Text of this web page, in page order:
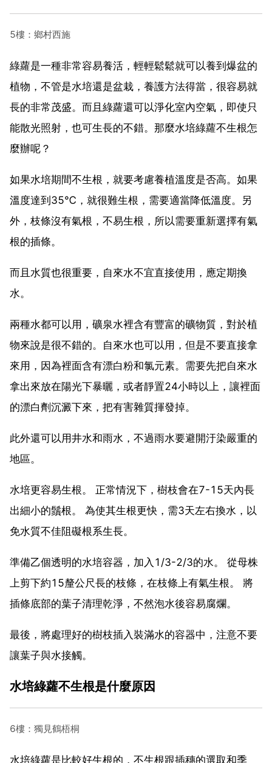
5樓：鄉村西施
綠蘿是一種非常容易養活，輕輕鬆鬆就可以養到爆盆的
植物，不管是水培還是盆栽，養護方法得當，很容易就
長的非常茂盛。而且綠蘿還可以淨化室內空氣，即使只
能散光照射，也可生長的不錯。那麼水培綠蘿不生根怎
麼辦呢？
如果水培期間不生根，就要考慮養植溫度是否高。如果
溫度達到35℃，就很難生根，需要適當降低溫度。另
外，枝條沒有氣根，不易生根，所以需要重新選擇有氣
根的插條。
而且水質也很重要，自來水不宜直接使用，應定期換
水。
兩種水都可以用，礦泉水裡含有豐富的礦物質，對於植
物來說是很不錯的。自來水也可以用，但是不要直接拿
來用，因為裡面含有漂白粉和氯元素。需要先把自來水
拿出來放在陽光下暴曬，或者靜置24小時以上，讓裡面
的漂白劑沉澱下來，把有害雜質揮發掉。
此外還可以用井水和雨水，不過雨水要避開汙染嚴重的
地區。
水培更容易生根。 正常情況下，樹枝會在7-15天內長
出細小的鬚根。 為使其生根更快，需3天左右換水，以
免水質不佳阻礙根系生長。
準備乙個透明的水培容器，加入1/3-2/3的水。 從母株
上剪下約15釐公尺長的枝條，在枝條上有氣生根。 將
插條底部的葉子清理乾淨，不然泡水後容易腐爛。
最後，將處理好的樹枝插入裝滿水的容器中，注意不要
讓葉子與水接觸。
水培綠蘿不生根是什麼原因
6樓：獨見鶴梧桐
水培綠蘿是比較好生根的，不生根跟插穗的選取和季